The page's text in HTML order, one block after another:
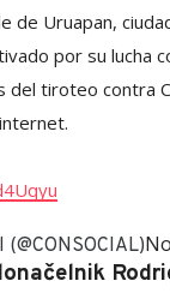
de Uruapan,
por su lucha
del tiroteo contra